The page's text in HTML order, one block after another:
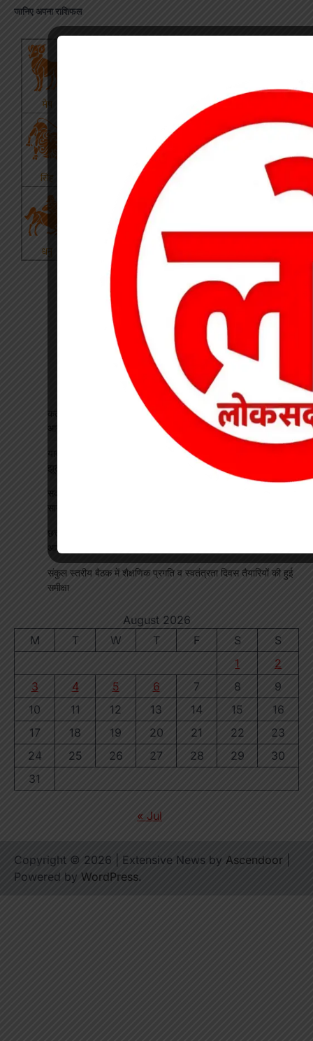
जानिए अपना राशिफल
कटघोरा थाना के आरक्षक प्रदीप राठौर एवं रामधन पटेल रिश्वतखोरी के
यादव समाज महिला संगठन ने जिला अध्यक्ष का किया भव्य स्वागत, सावन
आश्रय
संकुल स्तरीय बैठक में शैक्षणिक प्रगति व स्वतंत्रता दिवस तैयारियों की हुई
समीक्षा
August 2026
M
T W T F S
S
1
2
3
4 5 6 7 8
9
10
11 12 13 14 15
16
17
18 19 20 21 22
23
24
25 26 27 28 29
30
31
« Jul
Copyright © 2026 | Extensive News by Ascendoor
Powered by WordPress.